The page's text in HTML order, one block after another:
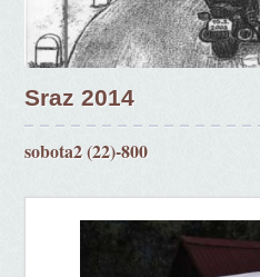
Sraz 2014
sobota2 (22)-800